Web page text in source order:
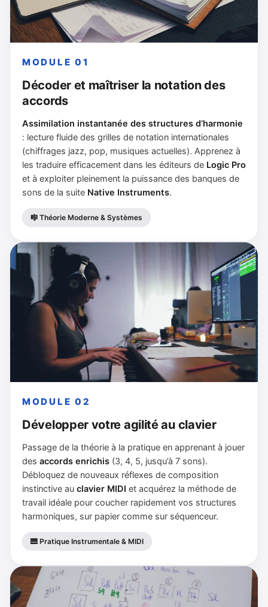
MODULE 01
Décoder et maîtriser la notation des
accords
Assimilation instantanée des structures d’harmonie
: lecture fluide des grilles de notation internationales
(chiffrages jazz, pop, musiques actuelles). Apprenez à
les traduire efficacement dans les éditeurs de Logic Pro
et à exploiter pleinement la puissance des banques de
sons de la suite Native Instruments.
🎼 Théorie Moderne & Systèmes
MODULE 02
Développer votre agilité au clavier
Passage de la théorie à la pratique en apprenant à jouer
des accords enrichis (3, 4, 5, jusqu’à 7 sons).
Débloquez de nouveaux réflexes de composition
instinctive au clavier MIDI et acquérez la méthode de
travail idéale pour coucher rapidement vos structures
harmoniques, sur papier comme sur séquenceur.
🎹 Pratique Instrumentale & MIDI